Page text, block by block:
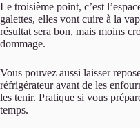
Le troisième point, c’est
galettes, elles vont cuire à la
résultat sera bon, mais moins
dommage.
Vous pouvez aussi laisser
réfrigérateur avant de les
les tenir. Pratique si vous
temps.